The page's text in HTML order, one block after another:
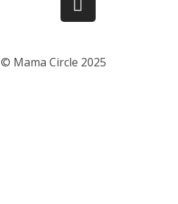
© Mama Circle 2025